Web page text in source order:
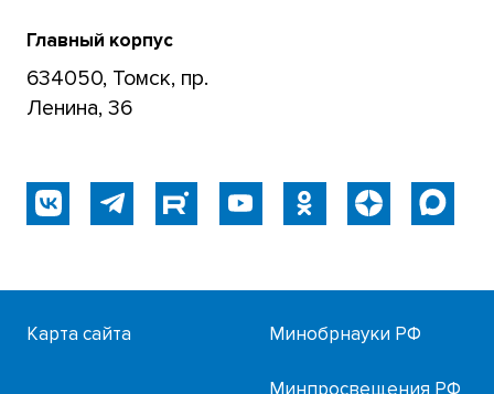
Главный корпус
634050, Томск, пр.
Ленина, 36
Карта сайта Минобрнауки РФ
Минпросвещения РФ